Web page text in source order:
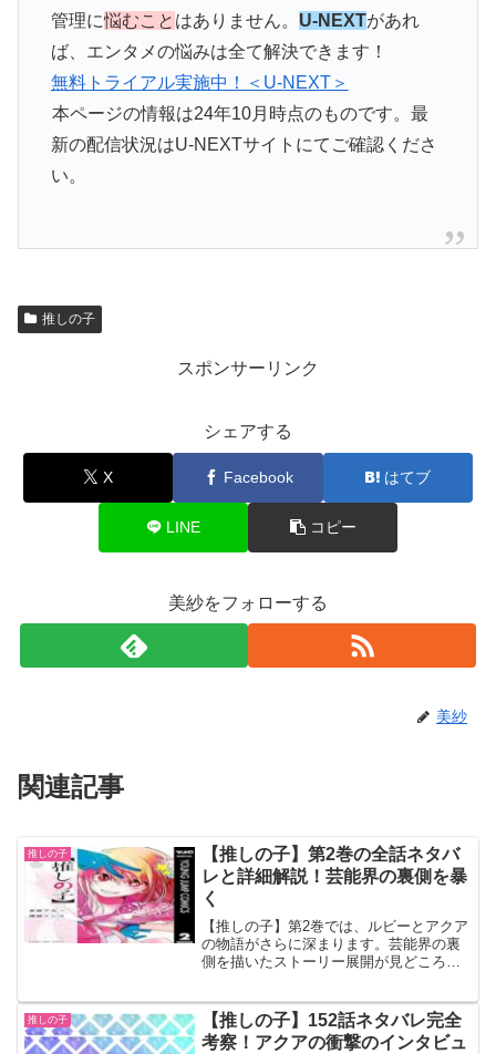
管理に悩むこと はありません。 U-NEXTがあれ
ば、エンタメの悩みは全て解決できます！
無料トライアル実施中！＜U-NEXT＞
本ページの情報は24年10月時点のものです。最
新の配信状況はU-NEXTサイトにてご確認くださ
い。
推しの子
スポンサーリンク
シェアする
X Facebook はてブ
LINE コピー
美紗をフォローする
美紗
関連記事
推しの子
【推しの子】第2巻の全話ネタバ
レと詳細解説！芸能界の裏側を暴
く
【推しの子】第2巻では、ルビーとアクア
の物語がさらに深まります。芸能界の裏
側を描いたストーリー展開が見どころで
まれるのでご注意ください。それでは、
芸能界の真実に迫る内容をご紹介しま
す！
推しの子
【推しの子】152話ネタバレ完全
考察！アクアの衝撃のインタビュ